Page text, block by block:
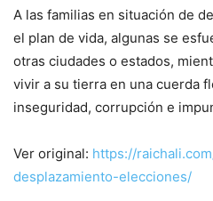
A las familias en situación de
el plan de vida, algunas se
otras ciudades o estados,
vivir a su tierra en una cuerda
inseguridad, corrupción e
Ver original: https://
desplazamiento-elecciones/